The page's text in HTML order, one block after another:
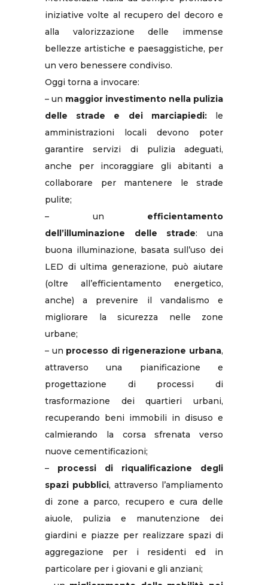
iniziative volte al recupero del decoro e
alla valorizzazione delle immense
bellezze artistiche e paesaggistiche, per
un vero benessere condiviso.
Oggi torna a invocare:
– un maggior investimento nella pulizia
delle strade e dei marciapiedi:le
amministrazioni locali devono poter
garantire servizi di pulizia adeguati,
anche per incoraggiare gli abitanti a
collaborare per mantenere le strade
pulite;
– un efficientamento
dell’illuminazione delle strade: una
buona illuminazione, basata sull’uso dei
LED di ultima generazione, può aiutare
(oltre all’efficientamento energetico,
anche) a prevenire il vandalismo e
migliorare la sicurezza nelle zone
urbane;
– un processo di rigenerazione urbana,
attraverso una pianificazione e
progettazione di processi di
trasformazione dei quartieri urbani,
recuperando beni immobili in disuso e
calmierando la corsa sfrenata verso
nuove cementificazioni;
– processi di riqualificazione degli
spazi pubblici, attraverso l’ampliamento
di zone a parco, recupero e cura delle
aiuole, pulizia e manutenzione dei
giardini e piazze per realizzare spazi di
aggregazione per i residenti ed in
particolare per i giovani e gli anziani;